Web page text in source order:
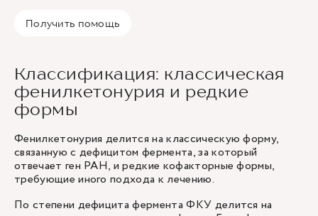
Получить помощь
Классификация: классическая
фенилкетонурия и редкие
формы
Фенилкетонурия делится на классическую форму,
связанную с дефицитом фермента, за который
отвечает ген PAH, и редкие кофакторные формы,
требующие иного подхода к лечению.
По степени дефицита фермента ФКУ делится на